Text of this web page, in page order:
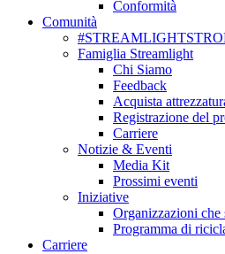
Conformità
Comunità
Famiglia Streamlight
Chi Siamo
Feedback
Acquista
Registrazione del
Carriere
Notizie & Eventi
Media Kit
Prossimi eventi
Iniziative
Organizzazioni che
Programma di
Carriere